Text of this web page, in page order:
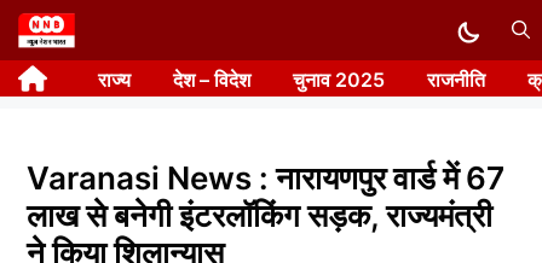
Skip
to
content राज्य देश – विदेश चुनाव 2025 राजनीति
Varanasi News : नारायणपुर वार्ड में 67
लाख से बनेगी इंटरलॉकिंग सड़क, राज्यमंत्री
ने किया शिलान्यास